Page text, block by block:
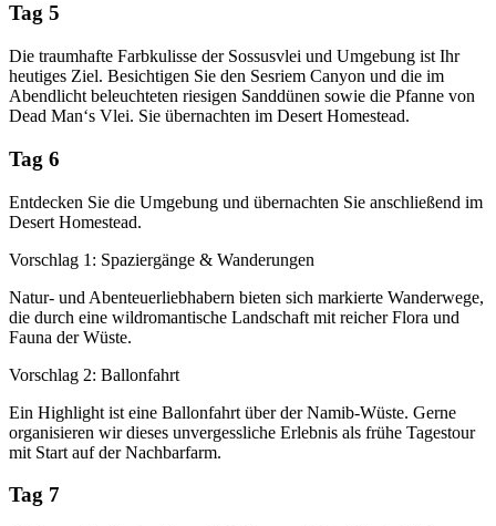
Tag 5
Die traumhafte Farbkulisse der Sossusvlei und Umgebung ist Ihr
heutiges Ziel. Besichtigen Sie den Sesriem Canyon und die im
Abendlicht beleuchteten riesigen Sanddünen sowie die Pfanne von
Dead Man‘s Vlei. Sie übernachten im Desert Homestead.
Tag 6
Entdecken Sie die Umgebung und übernachten Sie anschließend im
Desert Homestead.
Vorschlag 1: Spaziergänge & Wanderungen
Natur- und Abenteuerliebhabern bieten sich markierte Wanderwege,
die durch eine wildromantische Landschaft mit reicher Flora und
Fauna der Wüste.
Vorschlag 2: Ballonfahrt
Ein Highlight ist eine Ballonfahrt über der Namib-Wüste. Gerne
organisieren wir dieses unvergessliche Erlebnis als frühe Tagestour
mit Start auf der Nachbarfarm.
Tag 7